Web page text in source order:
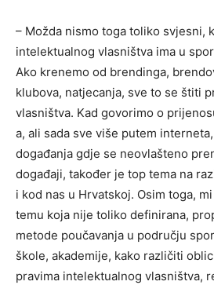
– Možda nismo toga toliko svjesni,
intelektualnog vlasništva ima u
Ako krenemo od brendinga,
klubova, natjecanja, sve to se štiti
vlasništva. Kad govorimo o
a, ali sada sve više putem
događanja gdje se neovlašteno
događaji, također je top tema na
i kod nas u Hrvatskoj. Osim toga,
temu koja nije toliko definirana,
metode poučavanja u području
škole, akademije, kako različiti
pravima intelektualnog vlasništva,